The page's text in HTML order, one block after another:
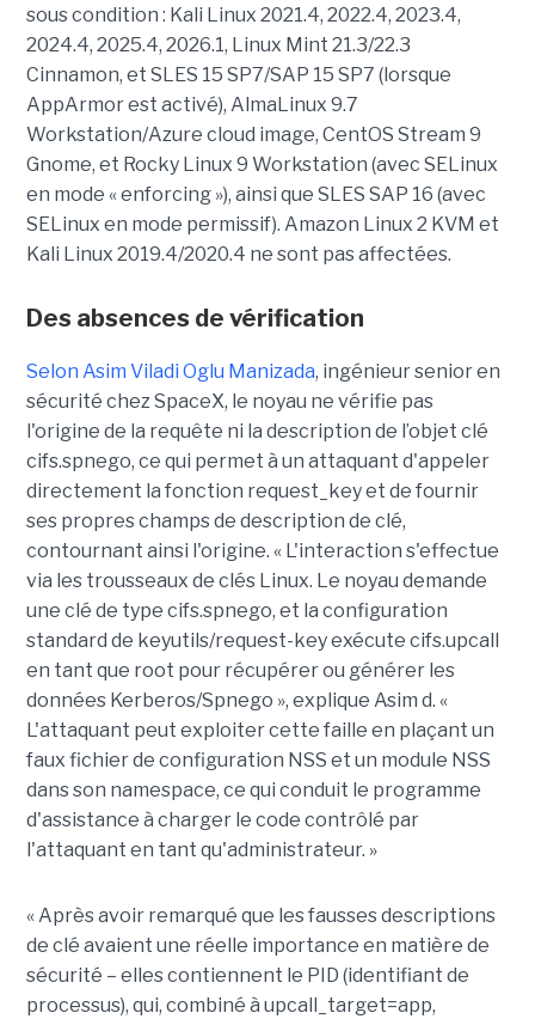
sous condition : Kali Linux 2021.4, 2022.4, 2023.4,
2024.4, 2025.4, 2026.1, Linux Mint 21.3/22.3
Cinnamon, et SLES 15 SP7/SAP 15 SP7 (lorsque
AppArmor est activé), AlmaLinux 9.7
Workstation/Azure cloud image, CentOS Stream 9
Gnome, et Rocky Linux 9 Workstation (avec SELinux
en mode « enforcing »), ainsi que SLES SAP 16 (avec
SELinux en mode permissif). Amazon Linux 2 KVM et
Kali Linux 2019.4/2020.4 ne sont pas affectées.
Des absences de vérification
Selon Asim Viladi Oglu Manizada, ingénieur senior en
sécurité chez SpaceX, le noyau ne vérifie pas
l'origine de la requête ni la description de l’objet clé
cifs.spnego, ce qui permet à un attaquant d'appeler
directement la fonction request_key et de fournir
ses propres champs de description de clé,
contournant ainsi l'origine. « L'interaction s'effectue
via les trousseaux de clés Linux. Le noyau demande
une clé de type cifs.spnego, et la configuration
standard de keyutils/request-key exécute cifs.upcall
en tant que root pour récupérer ou générer les
données Kerberos/Spnego », explique Asim d. «
L'attaquant peut exploiter cette faille en plaçant un
faux fichier de configuration NSS et un module NSS
dans son namespace, ce qui conduit le programme
d'assistance à charger le code contrôlé par
l'attaquant en tant qu'administrateur. »
« Après avoir remarqué que les fausses descriptions
de clé avaient une réelle importance en matière de
sécurité – elles contiennent le PID (identifiant de
processus), qui, combiné à upcall_target=app,